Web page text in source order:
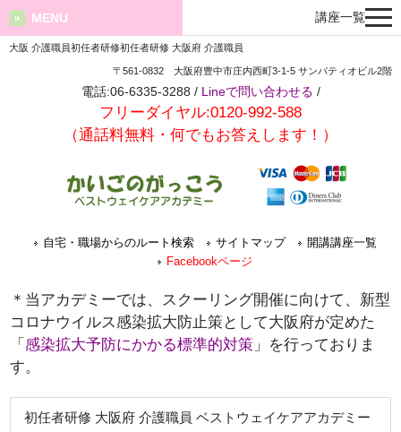
大阪 介護職員初任者研修初任者研修 大阪府 介護職員
〒561-0832 大阪府豊中市庄内西町3-1-5 サンパティオビル2階
電話:06-6335-3288 / Lineで問い合わせる /
フリーダイヤル:0120-992-588
（通話料無料・何でもお答えします！）
自宅・職場からのルート検索 サイトマップ
開講講座一覧
Facebookページ
MENU
＊当アカデミーでは、スクーリング開催に向けて、新型
コロナウイルス感染拡大防止策として大阪府が定めた
「感染拡大予防にかかる標準的対策 」を行っておりま
す。
初任者研修 大阪府 介護職員 ベストウェイケアアカデミー
講座一覧